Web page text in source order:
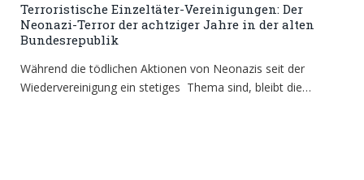
Terroristische Einzeltäter-Vereinigungen: Der
Neonazi-Terror der achtziger Jahre in der alten
Bundesrepublik
Während die tödlichen Aktionen von Neonazis seit der
Wiedervereinigung ein stetiges Thema sind, bleibt die…